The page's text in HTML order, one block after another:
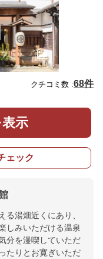
クチコミ数 :68件
示
ェック
る湯畑近くにあり、
しみいただける温泉
分を漫喫していただ
たりとお寛ぎいただ